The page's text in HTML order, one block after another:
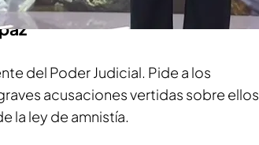
del Poder Judicial. Pide a los
acusaciones vertidas sobre ellos
la ley de amnistía.